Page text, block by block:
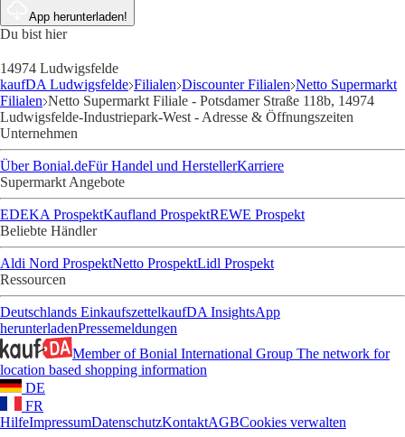
App herunterladen!
Du bist hier
14974 Ludwigsfelde
kaufDA Ludwigsfelde Filialen Discounter Filialen Netto Supermarkt
Filialen Netto Supermarkt Filiale - Potsdamer Straße 118b, 14974
Ludwigsfelde-Industriepark-West - Adresse & Öffnungszeiten
Unternehmen
Über Bonial.deFür Handel und HerstellerKarriere
Supermarkt Angebote
EDEKA ProspektKaufland ProspektREWE Prospekt
Beliebte Händler
Aldi Nord ProspektNetto ProspektLidl Prospekt
Ressourcen
Deutschlands EinkaufszettelkaufDA InsightsApp
herunterladenPressemeldungen
Member of Bonial International Group The network for
location based shopping information
DE
FR
HilfeImpressumDatenschutzKontaktAGBCookies verwalten